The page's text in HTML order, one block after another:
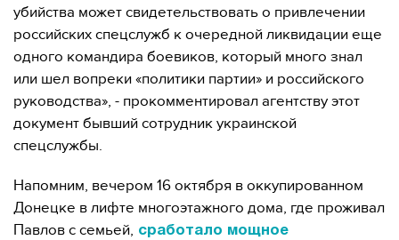
убийства может свидетельствовать о привлечении
российских спецслужб к очередной ликвидации еще
одного командира боевиков, который много знал
или шел вопреки «политики партии» и российского
руководства», - прокомментировал агентству этот
документ бывший сотрудник украинской
спецслужбы.
Напомним, вечером 16 октября в оккупированном
Донецке в лифте многоэтажного дома, где проживал
Павлов с семьей, сработало мощное